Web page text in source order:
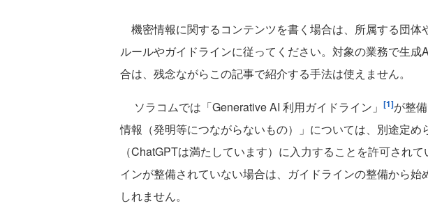
機密情報に関するコンテンツを書く場合は、所属する団体
ルールやガイドラインに従ってください。対象の業務で生
合は、残念ながらこの記事で紹介する手法は使えません。
ソラコムでは「Generative AI 利用ガイドライン」 [1]が整
情報（発明等につながらないもの）」については、別途定め
（ChatGPTは満たしています）に入力することを許可され
インが整備されていない場合は、ガイドラインの整備から始
しれません。